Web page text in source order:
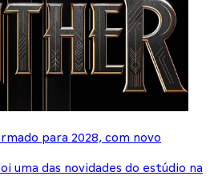
para 2028, com novo
uma das novidades do estúdio na